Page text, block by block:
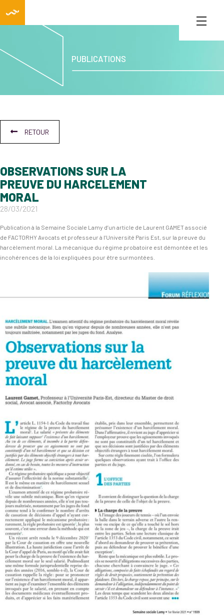
PUBLICATIONS
RETOUR
OBSERVATIONS SUR LA
PREUVE DU HARCELEMENT
MORAL
28/03/2021
Publication à la Semaine Sociale Lamy d’un article de Laurent GAMET associé
de FACTORHY Avocats et professeur à l’Université Paris Est, sur la preuve du
harcèlement moral. La mécanique du régime probatoire est démontée et les
incohérences de la loi expliquées pour être surmontées.